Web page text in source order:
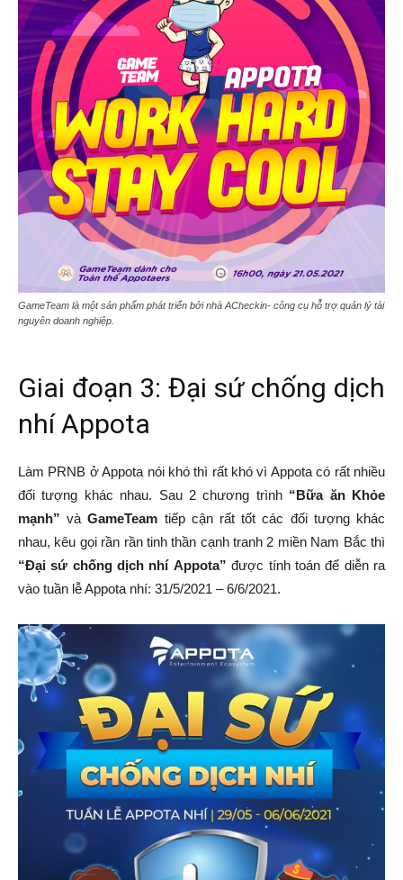
GameTeam là một sản phẩm phát triển bởi nhà ACheckin- công cụ hỗ trợ quản lý tài
nguyên doanh nghiệp.
Giai đoạn 3: Đại sứ chống dịch
nhí Appota
Làm PRNB ở Appota nói khó thì rất khó vì Appota có rất nhiều
đối tượng khác nhau. Sau 2 chương trình“Bữa ăn Khỏe
mạnh” vàGameTeam tiếp cận rất tốt các đối tượng khác
nhau, kêu gọi rần rần tinh thần cạnh tranh 2 miền Nam Bắc thì
“Đại sứ chống dịch nhí Appota” được tính toán để diễn ra
vào tuần lễ Appota nhí: 31/5/2021 – 6/6/2021.